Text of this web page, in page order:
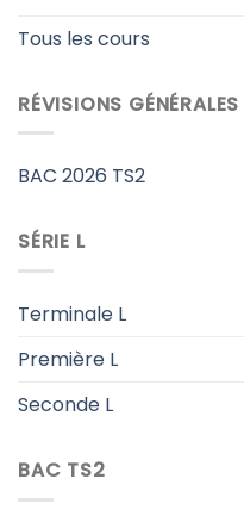
Tous les cours
RÉVISIONS GÉNÉRALES
BAC 2026 TS2
SÉRIE L
Terminale L
Première L
Seconde L
BAC TS2